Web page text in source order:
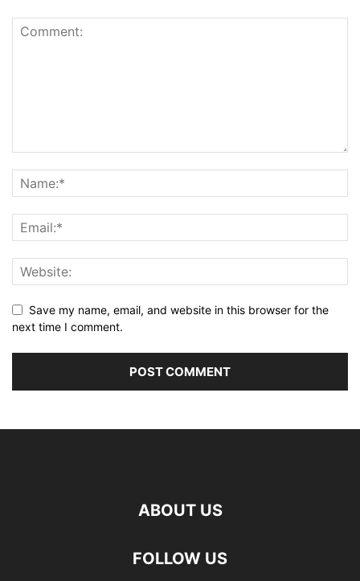
Save my name, email, and website in this browser for the
next time I comment.
ABOUT US
FOLLOW US